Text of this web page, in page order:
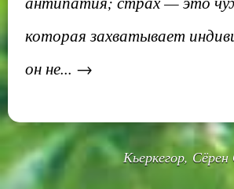
которая захватывает
он не... →
Кьеркегор,